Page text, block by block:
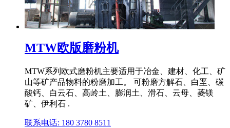
MTW欧版磨粉机
MTW系列欧式磨粉机主要适用于冶金、建材、化工、矿
山等矿产品物料的粉磨加工。 可粉磨方解石、白垩、碳
酸钙、白云石、高岭土、膨润土、滑石、云母、菱镁
矿、伊利石 .
联系电话: 180 3780 8511